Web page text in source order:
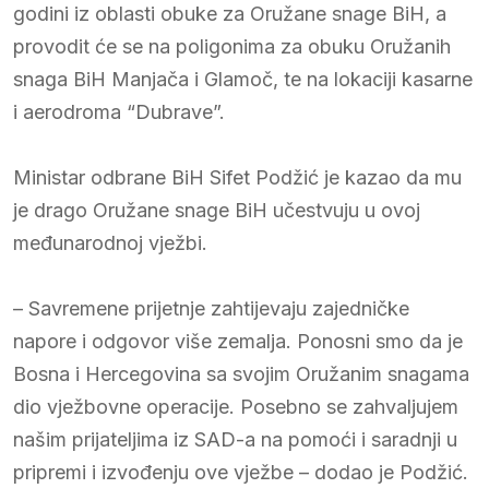
godini iz oblasti obuke za Oružane snage BiH, a
provodit će se na poligonima za obuku Oružanih
snaga BiH Manjača i Glamoč, te na lokaciji kasarne
i aerodroma “Dubrave”.
Ministar odbrane BiH Sifet Podžić je kazao da mu
je drago Oružane snage BiH učestvuju u ovoj
međunarodnoj vježbi.
– Savremene prijetnje zahtijevaju zajedničke
napore i odgovor više zemalja. Ponosni smo da je
Bosna i Hercegovina sa svojim Oružanim snagama
dio vježbovne operacije. Posebno se zahvaljujem
našim prijateljima iz SAD-a na pomoći i saradnji u
pripremi i izvođenju ove vježbe – dodao je Podžić.